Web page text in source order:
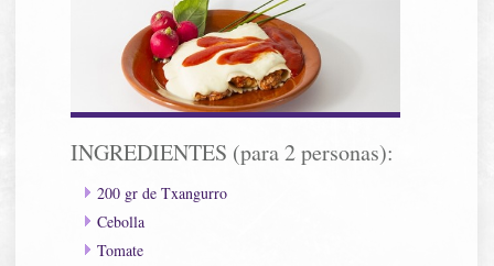
INGREDIENTES (para 2 personas):
200 gr de Txangurro
Cebolla
Tomate